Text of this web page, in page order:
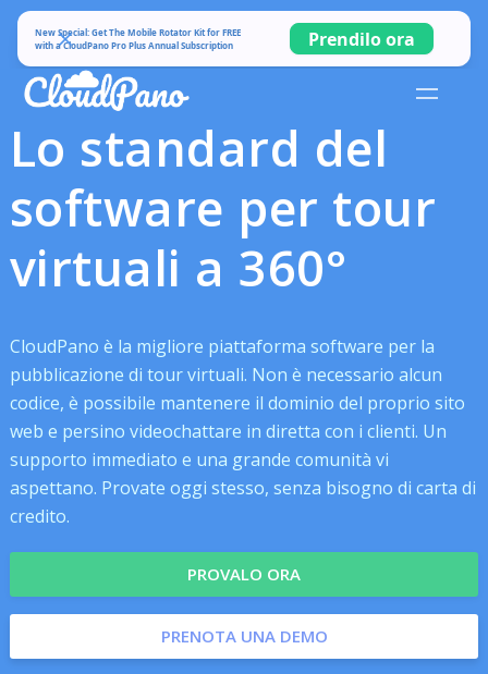
New Special: Get The Mobile Rotator Kit for FREE
with a CloudPano Pro Plus Annual Subscription
Prendilo ora
Lo standard del
software per tour
virtuali a 360°
CloudPano è la migliore piattaforma software per la
pubblicazione di tour virtuali. Non è necessario alcun
codice, è possibile mantenere il dominio del proprio sito
web e persino videochattare in diretta con i clienti. Un
supporto immediato e una grande comunità vi
aspettano. Provate oggi stesso, senza bisogno di carta di
credito.
PROVALO ORA
PRENOTA UNA DEMO